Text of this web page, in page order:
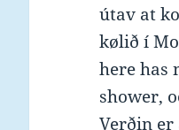
útav at
kølið í
here has
shower,
Verðin er